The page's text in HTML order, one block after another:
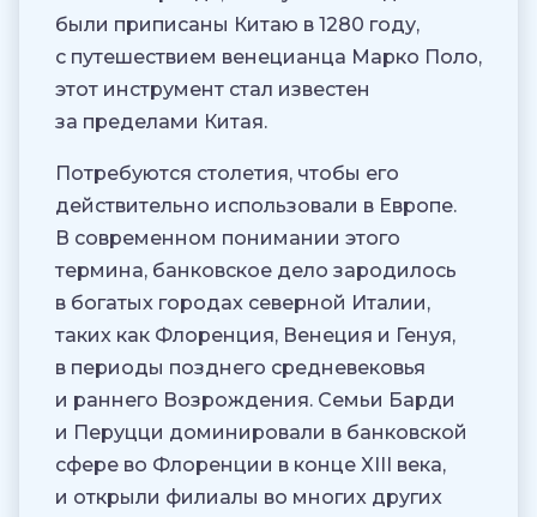
были приписаны Китаю в 1280 году,
с путешествием венецианца Марко Поло,
этот инструмент стал известен
за пределами Китая.
Потребуются столетия, чтобы его
действительно использовали в Европе.
В современном понимании этого
термина, банковское дело зародилось
в богатых городах северной Италии,
таких как Флоренция, Венеция и Генуя,
в периоды позднего средневековья
и раннего Возрождения. Семьи Барди
и Перуцци доминировали в банковской
сфере во Флоренции в конце XIII века,
и открыли филиалы во многих других